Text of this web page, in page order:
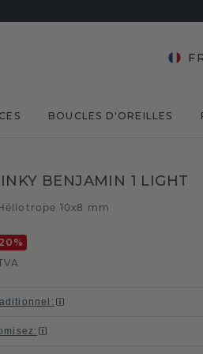
BOUCLES D'OREILLES
BENJAMIN 1 LIGHT
10x8 mm
%
:
: